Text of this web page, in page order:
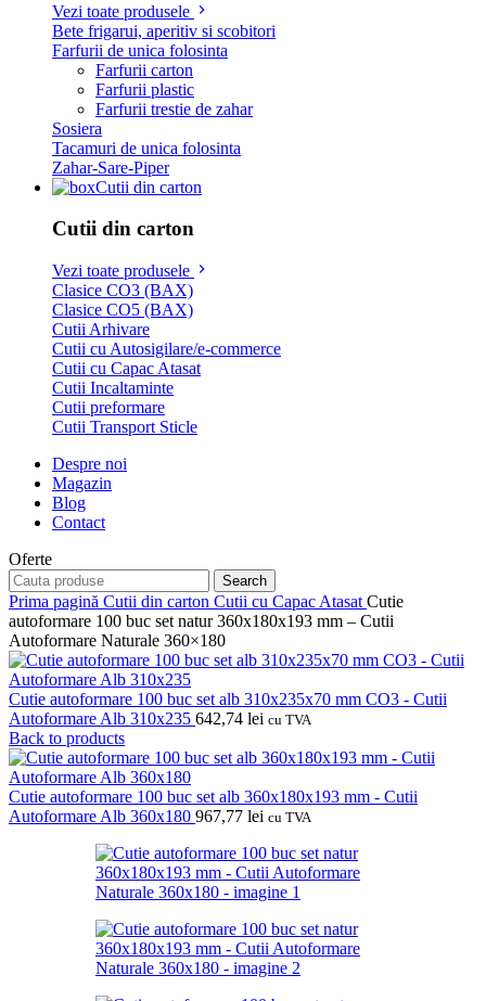
Vezi toate produsele
Bete frigarui, aperitiv si scobitori
Farfurii de unica folosinta
Farfurii carton
Farfurii plastic
Farfurii trestie de zahar
Sosiera
Tacamuri de unica folosinta
Zahar-Sare-Piper
Cutii din carton
Cutii din carton
Vezi toate produsele
Clasice CO3 (BAX)
Clasice CO5 (BAX)
Cutii Arhivare
Cutii cu Autosigilare/e-commerce
Cutii cu Capac Atasat
Cutii Incaltaminte
Cutii preformare
Cutii Transport Sticle
Despre noi
Magazin
Blog
Contact
Oferte
Search
Prima pagină Cutii din carton Cutii cu Capac Atasat Cutie
autoformare 100 buc set natur 360x180x193 mm – Cutii
Autoformare Naturale 360×180
Cutie autoformare 100 buc set alb 310x235x70 mm CO3 - Cutii
Autoformare Alb 310x235 642,74 lei cu TVA
Back to products
Cutie autoformare 100 buc set alb 360x180x193 mm - Cutii
Autoformare Alb 360x180 967,77 lei cu TVA